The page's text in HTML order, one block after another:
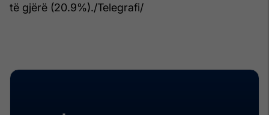
të gjërë (20.9%)./Telegrafi/